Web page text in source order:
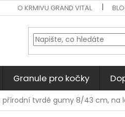
O KRMIVU GRAND VITAL
Granule pro kočky
přírodní tvrdé gumy 8/43 cm, na